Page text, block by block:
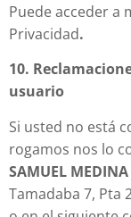
Puede acceder a
Privacidad.
10.
usuario
Si usted no está
rogamos nos lo
SAMUEL
Tamadaba 7, Pta